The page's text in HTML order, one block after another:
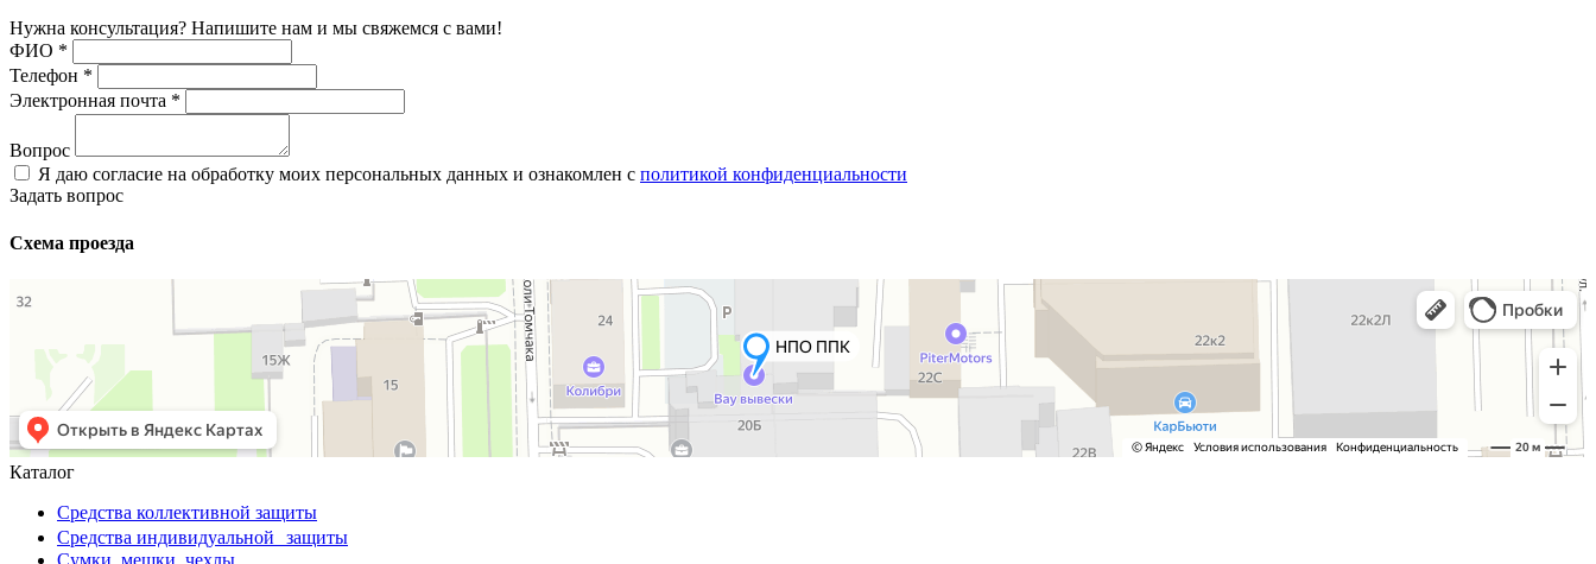
Нужна консультация? Напишите нам и мы свяжемся с вами!
ФИО *
Телефон *
Электронная почта *
Вопрос
Я даю согласие на обработку моих персональных данных и ознакомлен с политикой конфиденциальности
Задать вопрос
Схема проезда
Каталог
Средства коллективной защиты
Средства индивидуальной защиты
Сумки, мешки, чехлы